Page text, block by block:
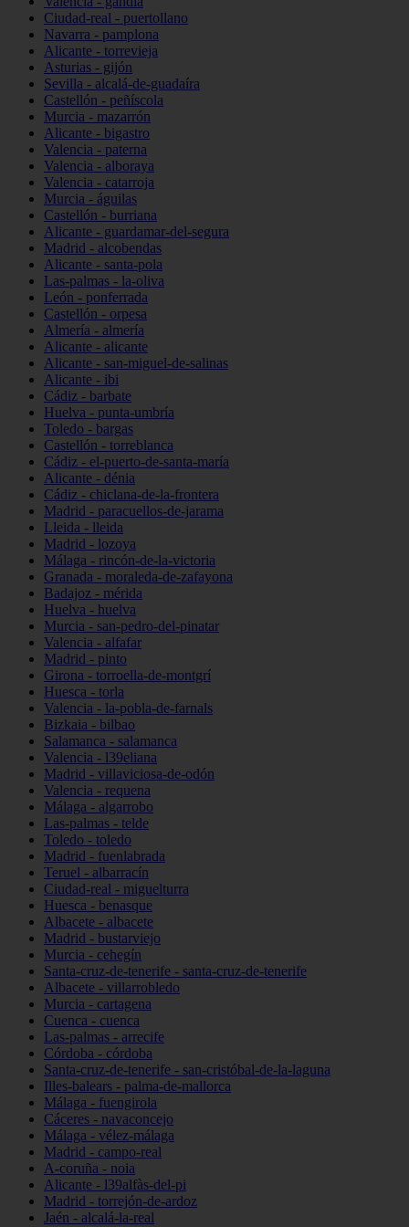
Ciudad-real - puertollano
Navarra - pamplona
Alicante - torrevieja
Asturias - gijón
Sevilla - alcalá-de-guadaíra
Castellón - peñíscola
Murcia - mazarrón
Alicante - bigastro
Valencia - paterna
Valencia - alboraya
Valencia - catarroja
Murcia - águilas
Castellón - burriana
Alicante - guardamar-del-segura
Madrid - alcobendas
Alicante - santa-pola
Las-palmas - la-oliva
León - ponferrada
Castellón - orpesa
Almería - almería
Alicante - alicante
Alicante - san-miguel-de-salinas
Alicante - ibi
Cádiz - barbate
Huelva - punta-umbría
Toledo - bargas
Castellón - torreblanca
Cádiz - el-puerto-de-santa-maría
Alicante - dénia
Cádiz - chiclana-de-la-frontera
Madrid - paracuellos-de-jarama
Lleida - lleida
Madrid - lozoya
Málaga - rincón-de-la-victoria
Granada - moraleda-de-zafayona
Badajoz - mérida
Huelva - huelva
Murcia - san-pedro-del-pinatar
Valencia - alfafar
Madrid - pinto
Girona - torroella-de-montgrí
Huesca - torla
Valencia - la-pobla-de-farnals
Bizkaia - bilbao
Salamanca - salamanca
Valencia - l39eliana
Madrid - villaviciosa-de-odón
Valencia - requena
Málaga - algarrobo
Las-palmas - telde
Toledo - toledo
Madrid - fuenlabrada
Teruel - albarracín
Ciudad-real - miguelturra
Huesca - benasque
Albacete - albacete
Madrid - bustarviejo
Murcia - cehegín
Santa-cruz-de-tenerife - santa-cruz-de-tenerife
Albacete - villarrobledo
Murcia - cartagena
Cuenca - cuenca
Las-palmas - arrecife
Córdoba - córdoba
Santa-cruz-de-tenerife - san-cristóbal-de-la-laguna
Illes-balears - palma-de-mallorca
Málaga - fuengirola
Cáceres - navaconcejo
Málaga - vélez-málaga
Madrid - campo-real
A-coruña - noia
Alicante - l39alfàs-del-pi
Madrid - torrejón-de-ardoz
Jaén - alcalá-la-real